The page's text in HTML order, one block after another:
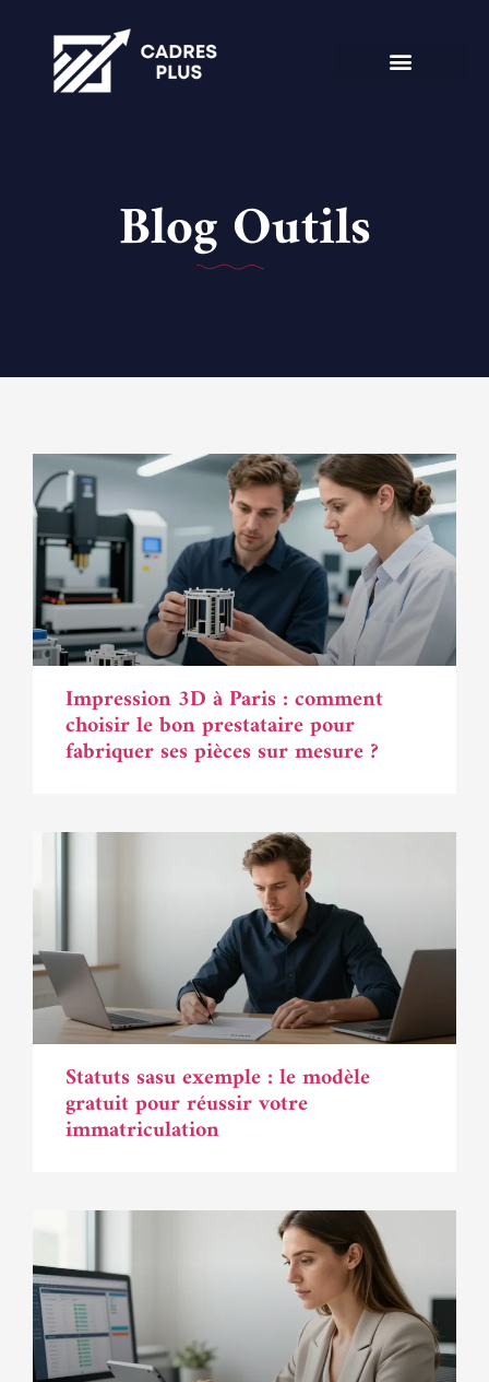
Blog Outils
Impression 3D à Paris : comment
choisir le bon prestataire pour
fabriquer ses pièces sur mesure ?
Statuts sasu exemple : le modèle
gratuit pour réussir votre
immatriculation